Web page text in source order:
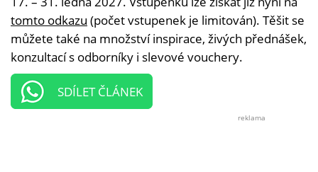
tomto odkazu (počet vstupenek je limitován). Těšit se
můžete také na množství inspirace, živých přednášek,
konzultací s odborníky i slevové vouchery.
SDÍLET ČLÁNEK
reklama